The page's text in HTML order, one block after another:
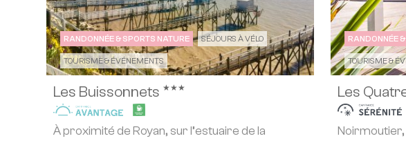
RANDONNÉE & SPORTS NATURE SÉJOURS À VÉLO
TOURISME & ÉVÉNEMENTS
Les Buissonnets ★★★
À proximité de Royan, sur l’estuaire de la
RANDONNÉE
TOURISME &
Les
Noirmoutier,